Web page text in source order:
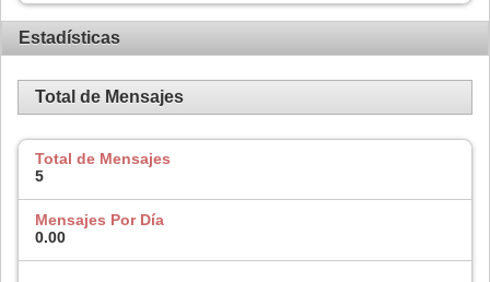
Estadísticas
Total de Mensajes
Total de Mensajes
5
Mensajes Por Día
0.00